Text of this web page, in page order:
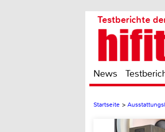
Testberichte
News
Startseite >